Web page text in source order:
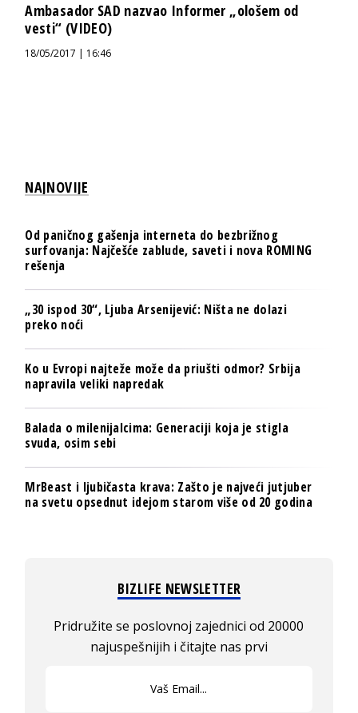
Ambasador SAD nazvao Informer „ološem od
vesti“ (VIDEO)
18/05/2017 | 16:46
NAJNOVIJE
Od paničnog gašenja interneta do bezbrižnog
surfovanja: Najčešće zablude, saveti i nova ROMING
rešenja
„30 ispod 30“, Ljuba Arsenijević: Ništa ne dolazi
preko noći
Ko u Evropi najteže može da priušti odmor? Srbija
napravila veliki napredak
Balada o milenijalcima: Generaciji koja je stigla
svuda, osim sebi
MrBeast i ljubičasta krava: Zašto je najveći jutjuber
na svetu opsednut idejom starom više od 20 godina
BIZLIFE NEWSLETTER
Pridružite se poslovnoj zajednici od 20000
najuspešnijih i čitajte nas prvi